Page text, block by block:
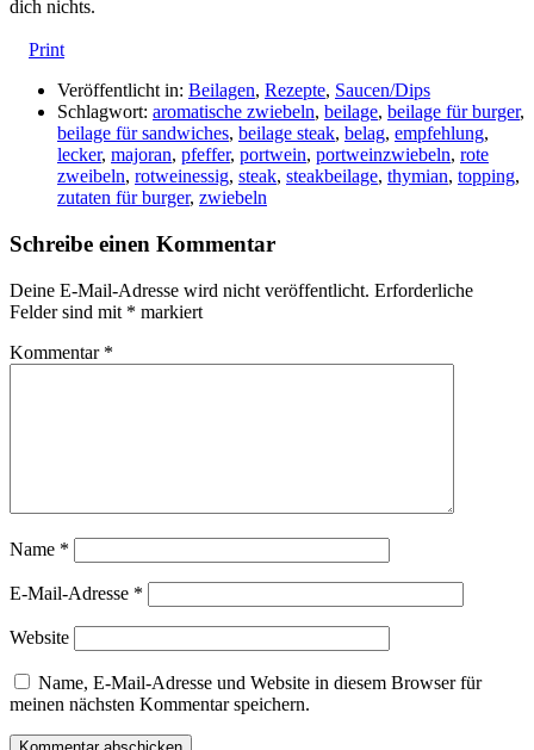
dich nichts.
Print
Veröffentlicht in: Beilagen, Rezepte, Saucen/Dips
Schlagwort: aromatische zwiebeln, beilage, beilage für burger,
beilage für sandwiches, beilage steak, belag, empfehlung,
lecker, majoran, pfeffer, portwein, portweinzwiebeln, rote
zweibeln, rotweinessig, steak, steakbeilage, thymian, topping,
zutaten für burger, zwiebeln
Schreibe einen Kommentar
Deine E-Mail-Adresse wird nicht veröffentlicht. Erforderliche
Felder sind mit * markiert
Kommentar *
Name *
E-Mail-Adresse *
Website
Name, E-Mail-Adresse und Website in diesem Browser für
meinen nächsten Kommentar speichern.